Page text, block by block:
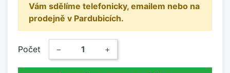
Vám sdělíme telefonicky, emailem nebo na
prodejně v Pardubicích.
Počet − +